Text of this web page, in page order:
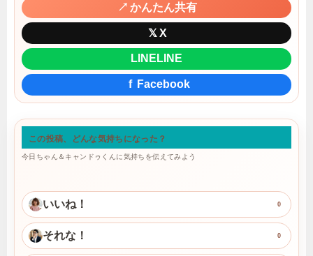
↗ かんたん共有
𝕏 X
LINE LINE
f Facebook
この投稿、どんな気持ちになった？
今日ちゃん＆キャンドゥくんに気持ちを伝えてみよう
いいね！ 0
それな！ 0